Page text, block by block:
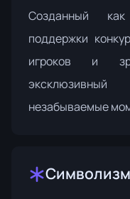
Созданный
поддержки
игроков и
незабываемые